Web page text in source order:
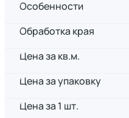
Особенности
Обработка края
Цена за кв.м.
Цена за упаковку
Цена за 1 шт.